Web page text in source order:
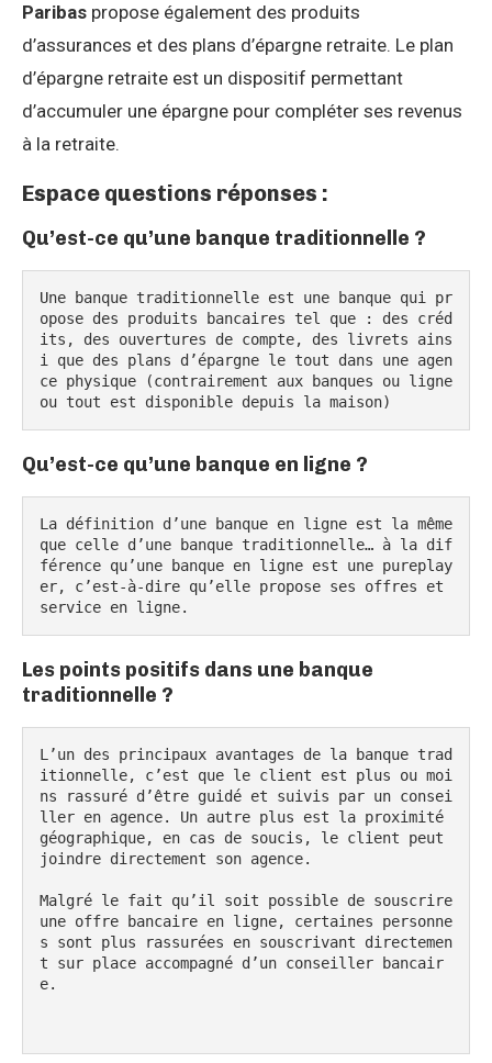
Paribas propose également des produits
d’assurances et des plans d’épargne retraite. Le plan
d’épargne retraite est un dispositif permettant
d’accumuler une épargne pour compléter ses revenus
à la retraite.
Espace questions réponses :
Qu’est-ce qu’une banque traditionnelle ?
Une banque traditionnelle est une banque qui pr
opose des produits bancaires tel que : des créd
its, des ouvertures de compte, des livrets ains
i que des plans d’épargne le tout dans une agen
ce physique (contrairement aux banques ou ligne
ou tout est disponible depuis la maison)
Qu’est-ce qu’une banque en ligne ?
La définition d’une banque en ligne est la même
que celle d’une banque traditionnelle… à la dif
férence qu’une banque en ligne est une pureplay
er, c’est-à-dire qu’elle propose ses offres et
service en ligne.
Les points positifs dans une banque
traditionnelle ?
L’un des principaux avantages de la banque trad
itionnelle, c’est que le client est plus ou moi
ns rassuré d’être guidé et suivis par un consei
ller en agence. Un autre plus est la proximité
géographique, en cas de soucis, le client peut
joindre directement son agence.
Malgré le fait qu’il soit possible de souscrire
une offre bancaire en ligne, certaines personne
s sont plus rassurées en souscrivant directemen
t sur place accompagné d’un conseiller bancair
e.